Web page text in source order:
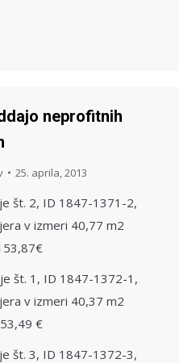
neprofitnih
25. aprila, 2013
št. 2, ID 1847-1371-2,
v izmeri 40,77 m2
št. 1, ID 1847-1372-1,
v izmeri 40,37 m2
€
št. 3, ID 1847-1372-3,